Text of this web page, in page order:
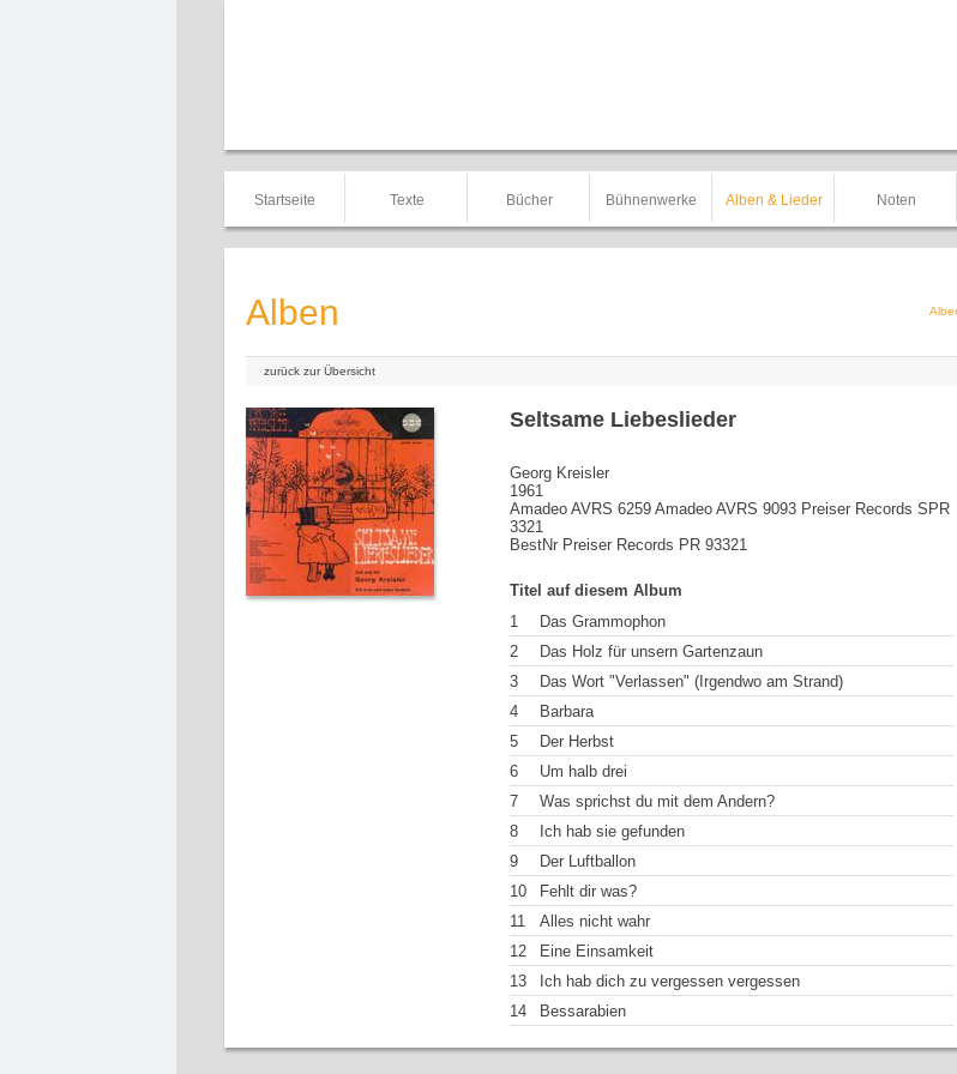
Startseite Texte Bücher Bühnenwerke Alben & Lieder Noten
Alben
zurück zur Übersicht
Seltsame Liebeslieder
Georg Kreisler
1961
Amadeo AVRS 6259 Amadeo AVRS 9093 Preiser Records SPR
3321
BestNr Preiser Records PR 93321
Titel auf diesem Album
1
Das Grammophon
2
Das Holz für unsern Gartenzaun
3
Das Wort "Verlassen" (Irgendwo am Strand)
4
Barbara
5
Der Herbst
6
Um halb drei
7
Was sprichst du mit dem Andern?
8
Ich hab sie gefunden
9
Der Luftballon
10
Fehlt dir was?
11
Alles nicht wahr
12
Eine Einsamkeit
13
Ich hab dich zu vergessen vergessen
14
Bessarabien